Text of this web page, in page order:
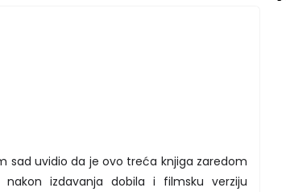
sad uvidio da je ovo treća knjiga zaredom
nakon izdavanja dobila i filmsku verziju